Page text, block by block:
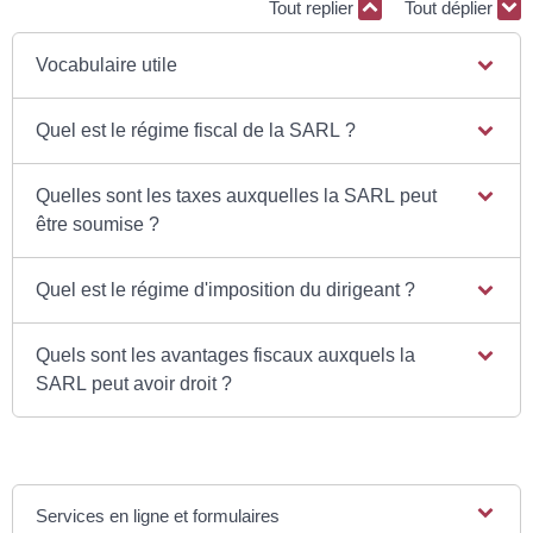
Tout replier Tout déplier
Vocabulaire utile
Quel est le régime fiscal de la SARL ?
Quelles sont les taxes auxquelles la SARL peut
être soumise ?
Quel est le régime d'imposition du dirigeant ?
Quels sont les avantages fiscaux auxquels la
SARL peut avoir droit ?
Services en ligne et formulaires